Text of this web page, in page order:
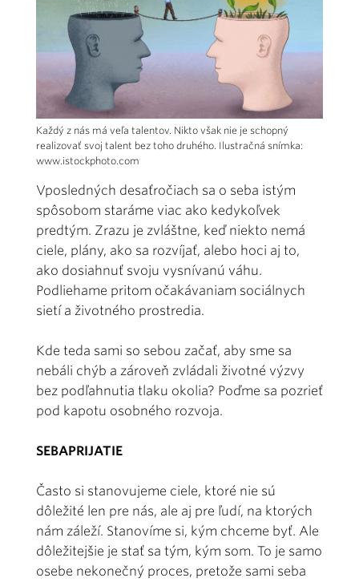
Každý z nás má veľa talentov. Nikto však nie je schopný
realizovať svoj talent bez toho druhého. Ilustračná snímka:
www.istockphoto.com
Vposledných desaťročiach sa o seba istým
spôsobom staráme viac ako kedykoľvek
predtým. Zrazu je zvláštne, keď niekto nemá
ciele, plány, ako sa rozvíjať, alebo hoci aj to,
ako dosiahnuť svoju vysnívanú váhu.
Podliehame pritom očakávaniam sociálnych
sietí a životného prostredia.
Kde teda sami so sebou začať, aby sme sa
nebáli chýb a zároveň zvládali životné výzvy
bez podľahnutia tlaku okolia? Poďme sa pozrieť
pod kapotu osobného rozvoja.
SEBAPRIJATIE
Často si stanovujeme ciele, ktoré nie sú
dôležité len pre nás, ale aj pre ľudí, na ktorých
nám záleží. Stanovíme si, kým chceme byť. Ale
dôležitejšie je stať sa tým, kým som. To je samo
osebe nekonečný proces, pretože sami seba